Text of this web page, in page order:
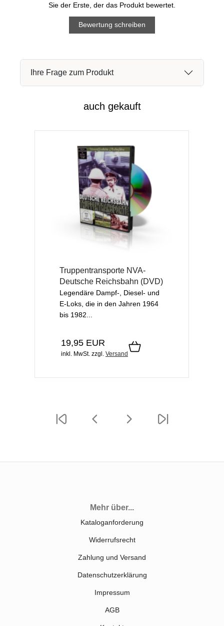
Sie der Erste, der das Produkt bewertet.
Bewertung schreiben
Ihre Frage zum Produkt
auch gekauft
Truppentransporte NVA-
Deutsche Reichsbahn (DVD)
Legendäre Dampf-, Diesel- und
E-Loks, die in den Jahren 1964
bis 1982...
19,95 EUR
inkl. MwSt. zzgl. Versand
Mehr über...
Kataloganforderung
Widerrufsrecht
Zahlung und Versand
Datenschutzerklärung
Impressum
AGB